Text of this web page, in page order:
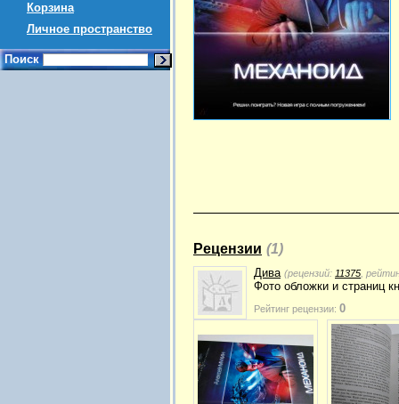
Корзина
Личное пространство
Поиск
Рецензии (1)
Дива (рецензий: 11375 ,
Фото обложки и страниц
Рейтинг рецензии: 0